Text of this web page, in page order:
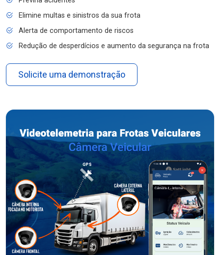
Elimine multas e sinistros da sua frota
Alerta de comportamento de riscos
Redução de desperdícios e aumento da segurança na frota
Solicite uma demonstração